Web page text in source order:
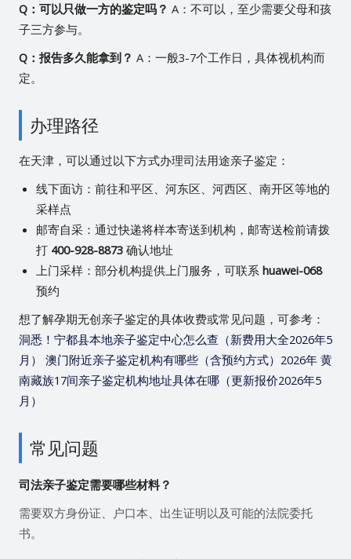
Q：可以只做一方的鉴定吗？ A：不可以，至少需要父母和孩
子三方参与。
Q：报告多久能拿到？ A：一般3-7个工作日，具体视机构而
定。
办理路径
在天津，可以通过以下方式办理司法用途亲子鉴定：
线下面访：前往和平区、河东区、河西区、南开区等地的
采样点
邮寄自采：通过快递将样本寄送到机构，邮寄送检前请拨
打 400-928-8873确认地址
上门采样：部分机构提供上门服务，可联系 huawei-068
预约
想了解孕期无创亲子鉴定的具体收费或常见问题，可参考：
洞悉！宁都县本地亲子鉴定中心怎么查（新费用大全2026年5
月）
澳门附近亲子鉴定机构有哪些（含预约方式）2026年 黄
南藏族17间亲子鉴定机构地址具体在哪（更新报价2026年5
月）
常见问题
司法亲子鉴定需要哪些材料？
需要双方身份证、户口本、出生证明以及可能的法院委托
书。